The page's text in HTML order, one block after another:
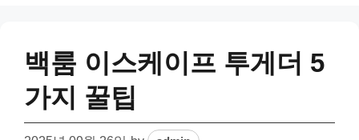
백룸 이스케이프 투게더 5
가지 꿀팁